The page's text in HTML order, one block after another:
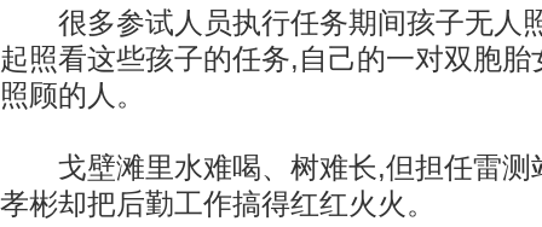
很多参试人员执行任务期间孩子无人
起照看这些孩子的任务,自己的一对双胞
照顾的人。
戈壁滩里水难喝、树难长,但担任雷测
孝彬却把后勤工作搞得红红火火。